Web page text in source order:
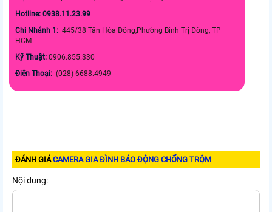
Hotline: 0938.11.23.99
Chi Nhánh 1: 445/38 Tân Hòa Đông,Phường Bình Trị Đông, TP
HCM
Kỹ Thuật: 0906.855.330
Điện Thoại: (028) 6688.4949
ĐÁNH GIÁCAMERA GIA ĐÌNH BÁO ĐỘNG CHỐNG TRỘM
Nội dung: